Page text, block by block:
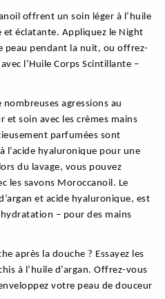
offrent un soin léger à l’huile
et éclatante. Appliquez le Night
peau pendant la nuit, ou offrez-
l’Huile Corps Scintillante –
agressions au
soin avec les crèmes mains
parfumées sont
l’acide hyaluronique pour une
du lavage, vous pouvez
les savons Moroccanoil. Le
et acide hyaluronique, est
– pour des mains
après la douche ? Essayez les
à l’huile d’argan. Offrez-vous
votre peau de douceur